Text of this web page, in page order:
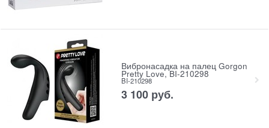
Вибронасадка на палец Gorgon
Pretty Love, BI-210298
BI-210298
3 100 руб.